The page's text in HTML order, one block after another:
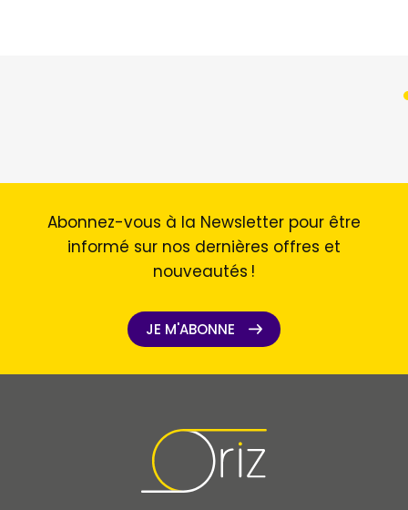
Abonnez-vous à la Newsletter pour être
informé sur nos dernières offres et
nouveautés !
JE M'ABONNE